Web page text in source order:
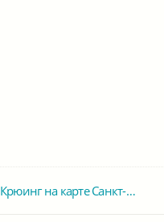
Крюинг на карте Санкт-Петербурга